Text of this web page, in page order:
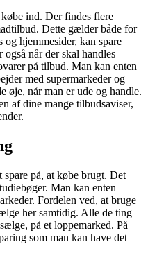
ind. Der findes flere
Dette gælder både for
og hjemmesider, kan spare
når der skal handles
på tilbud. Man kan enten
med supermarkeder og
øje, når man er ude og handle.
af dine mange tilbudsaviser,
på, at købe brugt. Det
Man kan enten
Fordelen ved, at bruge
her samtidig. Alle de ting
på et loppemarked. På
som man kan have det